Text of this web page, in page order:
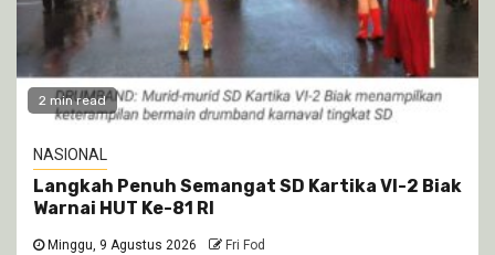
2 min read
NASIONAL
Langkah Penuh Semangat SD Kartika VI-2 Biak
Warnai HUT Ke-81 RI
Minggu, 9 Agustus 2026 Fri Fod